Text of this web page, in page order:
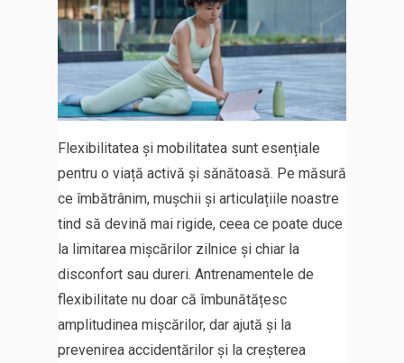
Flexibilitatea și mobilitatea sunt esențiale
pentru o viață activă și sănătoasă. Pe măsură
ce îmbătrânim, mușchii și articulațiile noastre
tind să devină mai rigide, ceea ce poate duce
la limitarea mișcărilor zilnice și chiar la
disconfort sau dureri. Antrenamentele de
flexibilitate nu doar că îmbunătățesc
amplitudinea mișcărilor, dar ajută și la
prevenirea accidentărilor și la creșterea